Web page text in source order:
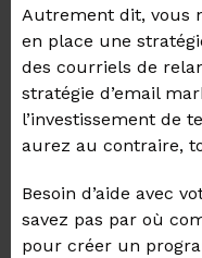
Autrement dit, vous
en place une
des courriels de
stratégie d’email
l’investissement de
aurez au contraire,
Besoin d’aide avec
savez pas par où
pour créer un